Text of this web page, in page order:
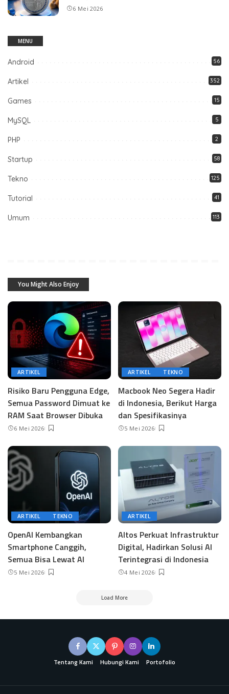
6 Mei 2026
MENU
Android 56
Artikel 352
Games 15
MySQL 5
PHP 2
Startup 58
Tekno 125
Tutorial 41
Umum 113
You Might Also Enjoy
ARTIKEL
Risiko Baru Pengguna Edge,
Semua Password Dimuat ke
RAM Saat Browser Dibuka
6 Mei 2026
ARTIKEL TEKNO
Macbook Neo Segera Hadir
di Indonesia, Berikut Harga
dan Spesifikasinya
5 Mei 2026
ARTIKEL TEKNO
OpenAI Kembangkan
Smartphone Canggih,
Semua Bisa Lewat AI
5 Mei 2026
ARTIKEL
Altos Perkuat Infrastruktur
Digital, Hadirkan Solusi AI
Terintegrasi di Indonesia
4 Mei 2026
Load More
Tentang Kami Hubungi Kami Portofolio